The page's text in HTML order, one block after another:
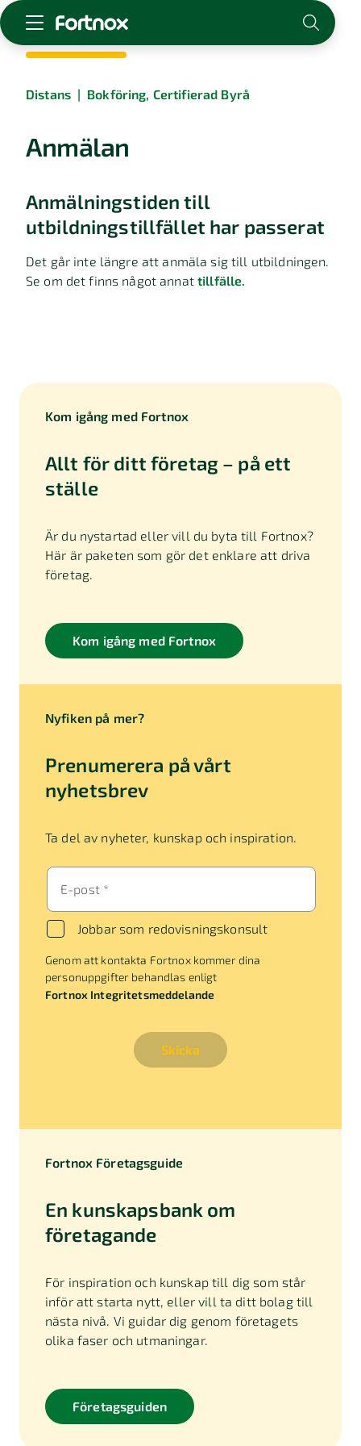
Skaffa Fortnox
Kunskap & inspiration
Logga in
Kontakt
Karriär
Kontakt
Distans | Bokföring, Certifierad Byrå
Anmälan
Anmälningstiden till
utbildningstillfället har passerat
Det går inte längre att anmäla sig till utbildningen.
Se om det finns något annattillfälle.
Kom igång med Fortnox
Allt för ditt företag – på ett
ställe
Är du nystartad eller vill du byta till Fortnox?
Här är paketen som gör det enklare att driva
företag.
Kom igång med Fortnox
Nyfiken på mer?
Prenumerera på vårt
nyhetsbrev
Ta del av nyheter, kunskap och inspiration.
E-post *
Jobbar som redovisningskonsult
Genom att kontakta Fortnox kommer dina
personuppgifter behandlas enligt
Fortnox Integritetsmeddelande
Skicka
Fortnox Företagsguide
En kunskapsbank om
företagande
För inspiration och kunskap till dig som står
inför att starta nytt, eller vill ta ditt bolag till
nästa nivå. Vi guidar dig genom företagets
olika faser och utmaningar.
Företagsguiden